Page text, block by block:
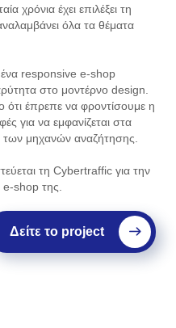
χρόνια έχει επιλέξει τη
όλα τα θέματα
responsive e-shop
στο μοντέρνο design.
ότι έπρεπε να φροντίσουμε η
για να εμφανίζεται στα
μηχανών αναζήτησης.
τη Cybertraffic για την
shop της.
Δείτε το project